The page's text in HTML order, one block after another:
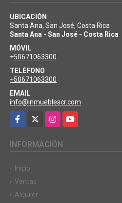
UBICACIÓN
Santa Ana, San José, Costa Rica
Santa Ana - San José - Costa Rica
MÓVIL
+50671063300
TELÉFONO
+50671063300
EMAIL
info@inmueblescr.com
Facebook
InstagramYouTube
INFORMACIÓN
Inicio
Ventas
Alquiler